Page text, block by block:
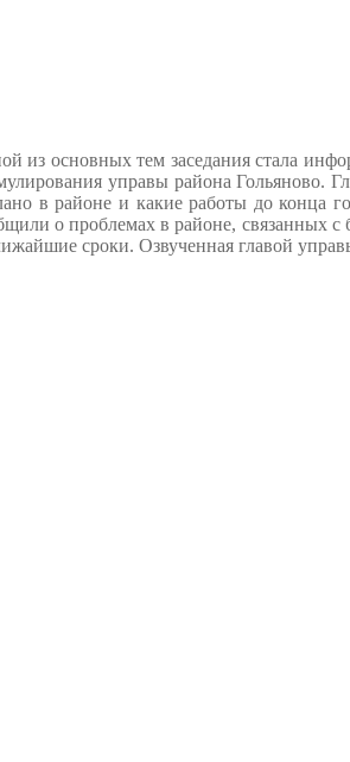
из основных тем заседания стала
управы района Гольяново.
в районе и какие работы до конца
о проблемах в районе, связанных
сроки. Озвученная главой